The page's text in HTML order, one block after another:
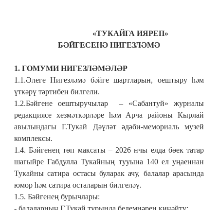
«ТУКАЙГА ИЯРЕП»
БӘЙГЕСЕНӘ НИГЕЗЛӘМӘ
1. ГОМУМИ НИГЕЗЛӘМӘЛӘР
1.1.Әлеге Нигезләмә бәйге шартларын, оештыру һәм
үткәрү тәртибен билгели.
1.2.Бәйгене оештыручылар – «Сабантуй» журналы
редакциясе хезмәткәрләре һәм Арча районы Кырлай
авылындагы Г.Тукай Дәүләт әдәби-мемориаль музей
комплексы.
1.4. Бәйгенең төп максаты – 2026 нчы елда бөек татар
шагыйре Габдулла Тукайның тууына 140 ел уңаеннан
Тукайны сатира остасы буларак ачу, балалар арасында
юмор һәм сатира осталарын билгеләү.
1.5. Бәйгенең бурычлары:
- балаларның Г.Тукай турында белемнәрен киңәйтү;